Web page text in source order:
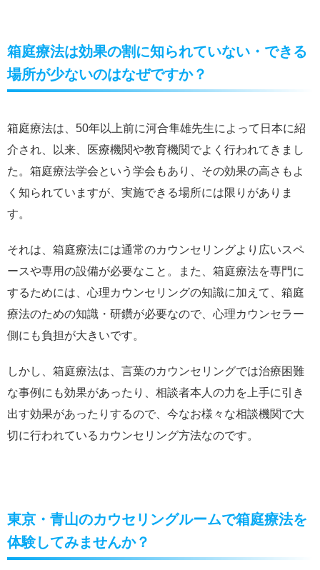
箱庭療法は効果の割に知られていない・できる
場所が少ないのはなぜですか？
箱庭療法は、50年以上前に河合隼雄先生によって日本に紹
介され、以来、医療機関や教育機関でよく行われてきまし
た。箱庭療法学会という学会もあり、その効果の高さもよ
く知られていますが、実施できる場所には限りがありま
す。
それは、箱庭療法には通常のカウンセリングより広いスペ
ースや専用の設備が必要なこと。また、箱庭療法を専門に
するためには、心理カウンセリングの知識に加えて、箱庭
療法のための知識・研鑽が必要なので、心理カウンセラー
側にも負担が大きいです。
しかし、箱庭療法は、言葉のカウンセリングでは治療困難
な事例にも効果があったり、相談者本人の力を上手に引き
出す効果があったりするので、今なお様々な相談機関で大
切に行われているカウンセリング方法なのです。
東京・青山のカウセリングルームで箱庭療法を
体験してみませんか？